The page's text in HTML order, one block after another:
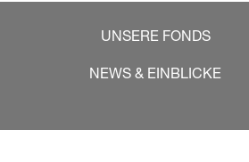
UNSERE FONDS
NEWS & EINBLICKE